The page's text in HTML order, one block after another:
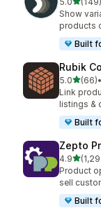
총 리뷰
Show
products
Built
Rubik
5.0별 5개
(66)
총 리뷰 66•
Link
listings &
Built
Zepto
4.9별 5개
총 리뷰
Product
sell
Built